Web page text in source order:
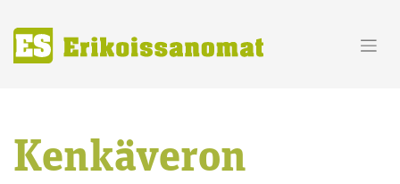
content
Kenkäveron